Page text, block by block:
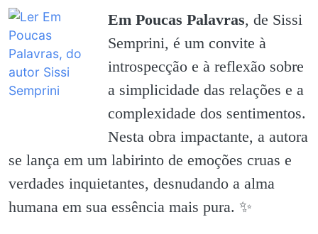
Em Poucas Palavras, de Sissi
Semprini, é um convite à
introspecção e à reflexão sobre
a simplicidade das relações e a
complexidade dos sentimentos.
Nesta obra impactante, a autora
se lança em um labirinto de emoções cruas e
verdades inquietantes, desnudando a alma
humana em sua essência mais pura. ✨️